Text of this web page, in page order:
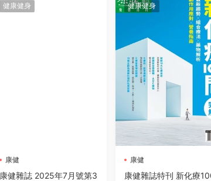
健康健身
康健
康健雜誌 2025年7月號第3
健康健身
康健
康健雜誌特刊 新化療